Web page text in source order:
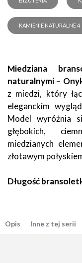
KAMIENIE NATURALNE 4
Miedziana
naturalnymi –
z miedzi, który
eleganckim
Model wyróżnia
głębokich,
miedzianych
złotawym
Długość
Opis Inne z tej serii